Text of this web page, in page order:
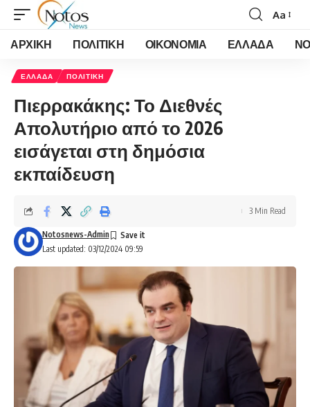
Font
Resizer
Aa
ΑΡΧΙΚΗ ΠΟΛΙΤΙΚΗ ΟΙΚΟΝΟΜΙΑ ΕΛΛΑΔΑ
ΕΛΛΑΔΑ ΠΟΛΙΤΙΚΗ
Πιερρακάκης: Το Διεθνές
Απολυτήριο από το 2026
εισάγεται στη δημόσια
εκπαίδευση
Last updated: 03/12/2024 09:59
Notosnews-Admin
3 Min Read